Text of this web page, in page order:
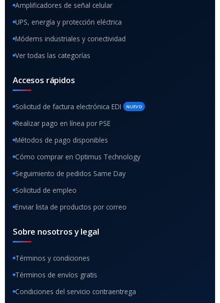
Amplificadores de señal celular
UPS, energía y protección eléctrica
Módems industriales y conectividad
Ver todas las categorías
Accesos rápidos
Solicitud de factura electrónica EDI NUEVO
Realizar pago en línea por PSE
Métodos de pago disponibles
Cómo comprar en Optimus Technology
Seguimiento de pedidos Same Day
Solicitud de empleo
Enviar lista de productos por correo
Sobre nosotros y legal
Términos y condiciones
Términos de envíos gratis
Condiciones del servicio contraentrega